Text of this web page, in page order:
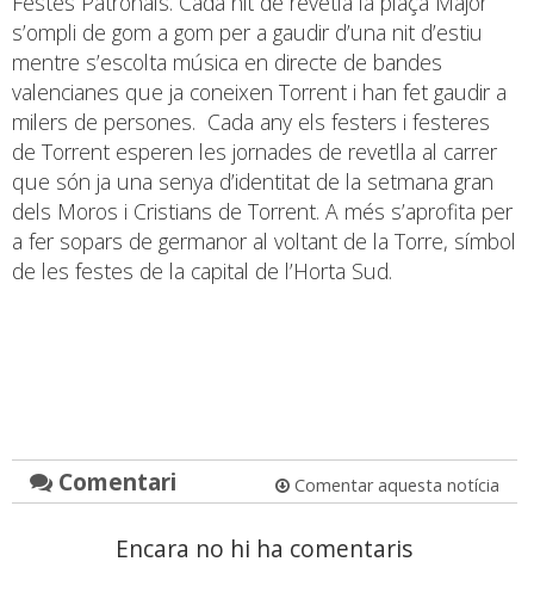
s’ompli de gom a gom per a gaudir d’una nit d’estiu
mentre s’escolta música en directe de bandes
valencianes que ja coneixen Torrent i han fet gaudir a
milers de persones. Cada any els festers i festeres
de Torrent esperen les jornades de revetlla al carrer
que són ja una senya d’identitat de la setmana gran
dels Moros i Cristians de Torrent. A més s’aprofita per
a fer sopars de germanor al voltant de la Torre, símbol
de les festes de la capital de l’Horta Sud.
Comentari Comentar aquesta notícia
Encara no hi ha comentaris